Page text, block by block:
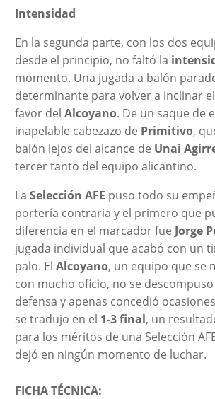
Intensidad
En la segunda parte, con los dos
desde el principio, no faltó la
momento. Una jugada a balón
determinante para volver a inclinar
favor del Alcoyano. De un saque de
inapelable cabezazo de Primitivo,
balón lejos del alcance de Unai
tercer tanto del equipo alicantino.
La Selección AFE puso todo su
portería contraria y el primero que
diferencia en el marcador fue Jorge
jugada individual que acabó con un
palo. El Alcoyano, un equipo que se
con mucho oficio, no se
defensa y apenas concedió
se tradujo en el 1-3 final, un
para los méritos de una Selección
dejó en ningún momento de luchar.
FICHA TÉCNICA: